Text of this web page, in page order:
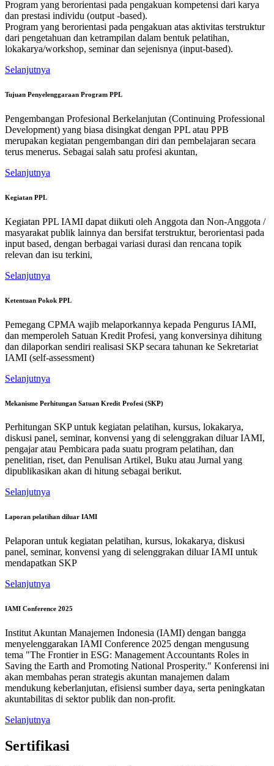
Program yang berorientasi pada pengakuan kompetensi dari karya
dan prestasi individu (output -based).
Program yang berorientasi pada pengakuan atas aktivitas terstruktur
dari pengetahuan dan ketrampilan dalam bentuk pelatihan,
lokakarya/workshop, seminar dan sejenisnya (input-based).
Selanjutnya
Tujuan Penyelenggaraan Program PPL
Pengembangan Profesional Berkelanjutan (Continuing Professional
Development) yang biasa disingkat dengan PPL atau PPB
merupakan kegiatan pengembangan diri dan pembelajaran secara
terus menerus. Sebagai salah satu profesi akuntan,
Selanjutnya
Kegiatan PPL
Kegiatan PPL IAMI dapat diikuti oleh Anggota dan Non-Anggota /
masyarakat publik lainnya dan bersifat terstruktur, berorientasi pada
input based, dengan berbagai variasi durasi dan rencana topik
relevan dan isu terkini,
Selanjutnya
Ketentuan Pokok PPL
Pemegang CPMA wajib melaporkannya kepada Pengurus IAMI,
dan memperoleh Satuan Kredit Profesi, yang konversinya dihitung
dan dilaporkan sendiri realisasi SKP secara tahunan ke Sekretariat
IAMI (self-assessment)
Selanjutnya
Mekanisme Perhitungan Satuan Kredit Profesi (SKP)
Perhitungan SKP untuk kegiatan pelatihan, kursus, lokakarya,
diskusi panel, seminar, konvensi yang di selenggrakan diluar IAMI,
pengajar atau Pembicara pada suatu program pelatihan, dan
penelitian, riset, dan Penulisan Artikel, Buku atau Jurnal yang
dipublikasikan akan di hitung sebagai berikut.
Selanjutnya
Laporan pelatihan diluar IAMI
Pelaporan untuk kegiatan pelatihan, kursus, lokakarya, diskusi
panel, seminar, konvensi yang di selenggrakan diluar IAMI untuk
mendapatkan SKP
Selanjutnya
IAMI Conference 2025
Institut Akuntan Manajemen Indonesia (IAMI) dengan bangga
menyelenggarakan IAMI Conference 2025 dengan mengusung
tema "The Frontier in ESG: Management Accountants Roles in
Saving the Earth and Promoting National Prosperity." Konferensi ini
akan membahas peran strategis akuntan manajemen dalam
mendukung keberlanjutan, efisiensi sumber daya, serta peningkatan
akuntabilitas di sektor publik dan non-profit.
Selanjutnya
Sertifikasi